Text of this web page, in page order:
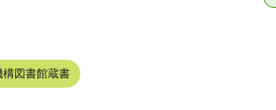
構図書館蔵書